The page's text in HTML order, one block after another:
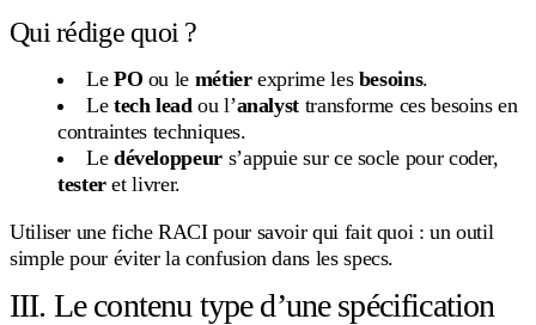
Qui rédige quoi ?
Le PO ou le métierexprime les besoins.
Le tech lead ou l’analyst transforme ces besoins en
contraintes techniques.
Le développeurs’appuie sur ce socle pour coder,
testeret livrer.
Utiliser une fiche RACI pour savoir qui fait quoi : un outil
simple pour éviter la confusion dans les specs.
III. Le contenu type d’une spécification